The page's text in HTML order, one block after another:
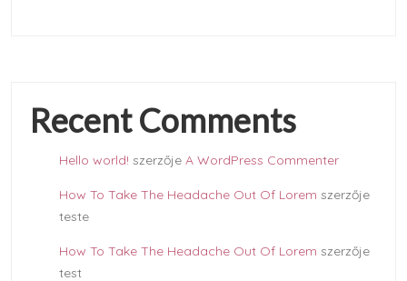
Recent Comments
Hello world! szerzője A WordPress Commenter
How To Take The Headache Out Of Lorem szerzője
teste
How To Take The Headache Out Of Lorem szerzője
test